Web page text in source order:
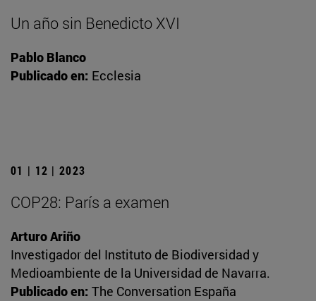
Un año sin Benedicto XVI
Pablo Blanco
Publicado en: Ecclesia
01 | 12 | 2023
COP28: París a examen
Arturo Ariño
Investigador del Instituto de Biodiversidad y
Medioambiente de la Universidad de Navarra.
Publicado en: The Conversation España